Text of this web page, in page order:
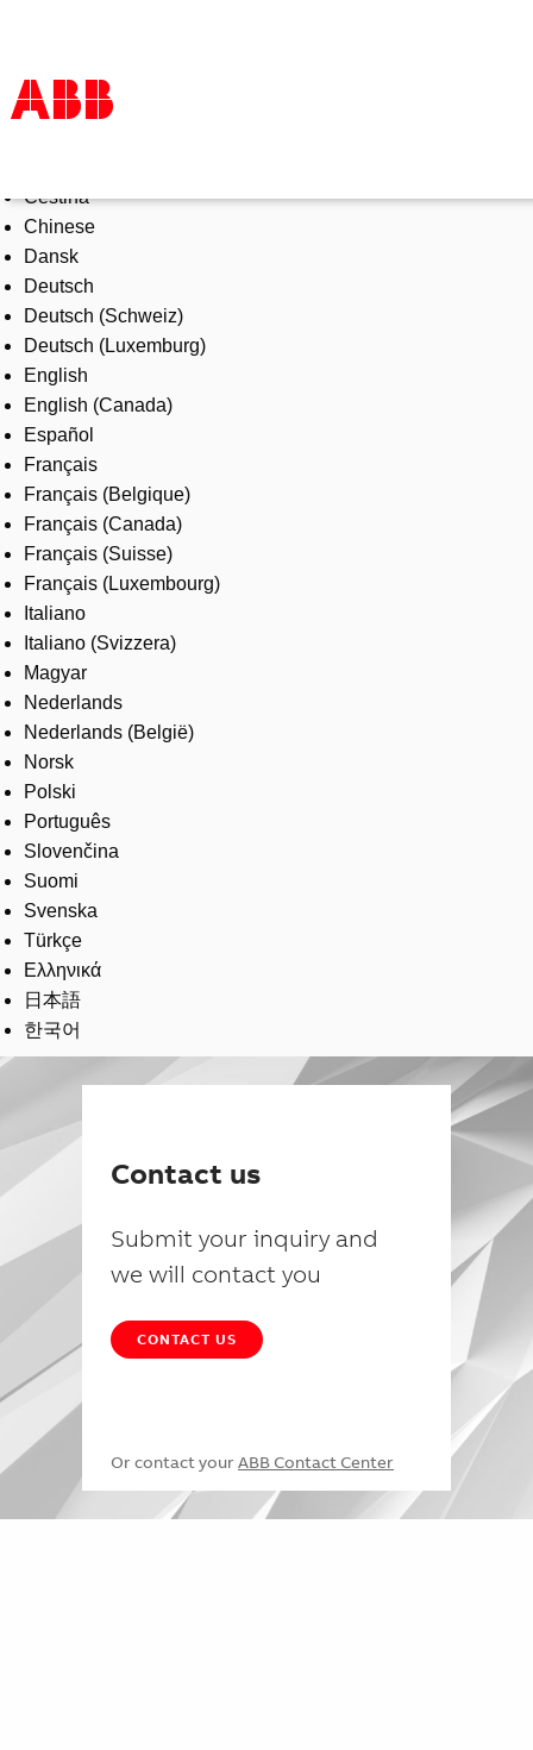
Products & Solutions
Industries
Services
About us
Where to buy
Contact us
Careers
Čeština
Chinese
Dansk
Deutsch
Deutsch (Schweiz)
Deutsch (Luxemburg)
English
English (Canada)
Español
Français
Français (Belgique)
Français (Canada)
Français (Suisse)
Français (Luxembourg)
Italiano
Italiano (Svizzera)
Magyar
Nederlands
Nederlands (België)
Norsk
Polski
Português
Slovenčina
Suomi
Svenska
Türkçe
Ελληνικά
日本語
한국어
Contact us
Submit your inquiry and
we will contact you
CONTACT US
Or contact your ABB Contact Center